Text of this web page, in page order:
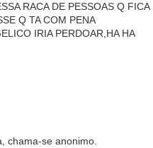
RACA DE PESSOAS Q FICA
Q TA COM PENA
IRIA PERDOAR,HA HA
chama-se anonimo.